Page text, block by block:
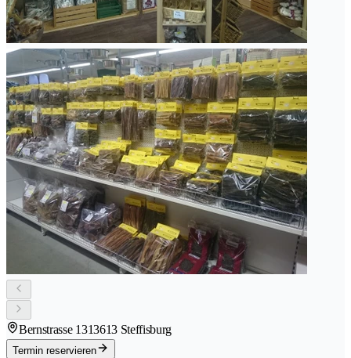
Bernstrasse 1313613 Steffisburg
Termin reservieren